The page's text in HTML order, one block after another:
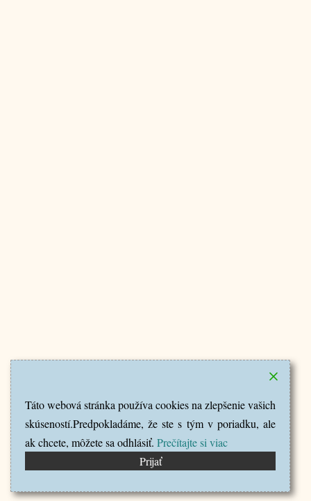
Táto webová stránka používa cookies na zlepšenie vašich
skúseností.Predpokladáme, že ste s tým v poriadku, ale
ak chcete, môžete sa odhlásiť. Prečítajte si viac
Prijať